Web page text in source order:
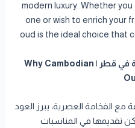
modern luxury. Whether
one or wish to enrich your
oud is the ideal choice that
لماذا العود الكمبودي هدية مثالية في قطر | Why Cambodian
مع الفخامة العصرية، يبرز العود
تقديمها في المناسبات